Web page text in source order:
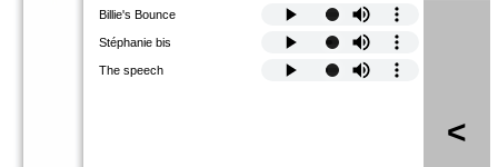
Billie's Bounce
Stéphanie bis
The speech
<